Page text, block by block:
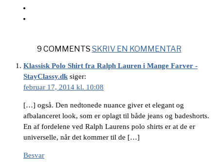
9 COMMENTS SKRIV EN KOMMENTAR
Klassisk Polo Shirt fra Ralph Lauren i Mange Farver -
StayClassy.dk siger:
februar 17, 2014 kl. 10:08
[…] også. Den nedtonede nuance giver et elegant og
afbalanceret look, som er oplagt til både jeans og badeshorts.
En af fordelene ved Ralph Laurens polo shirts er at de er
universelle, når det kommer til de […]
Besvar